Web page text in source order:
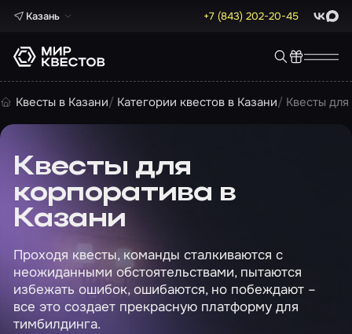
Казань +7 (843) 202-20-45 Max
Квесты в Казани Категории квестов в Казани Квесты
Квесты для
корпоратива в
Казани
Проходя квесты, команды сталкиваются с
неожиданными обстоятельствами, пытаются
избежать ошибок, ошибаются, но побеждают –
все это создает прекрасную платформу для
тимбилдинга.